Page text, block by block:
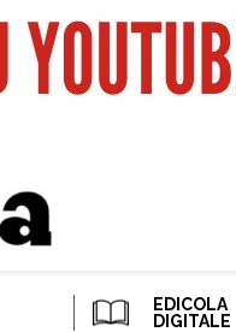
EDICOLA
DIGITALE